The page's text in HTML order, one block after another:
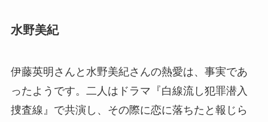
水野美紀
伊藤英明さんと水野美紀さんの熱愛は、事実であ
ったようです。二人はドラマ『白線流し犯罪潜入
捜査線』で共演し、その際に恋に落ちたと報じら